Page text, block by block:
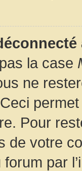
la case
ne
Pour
de votre
par